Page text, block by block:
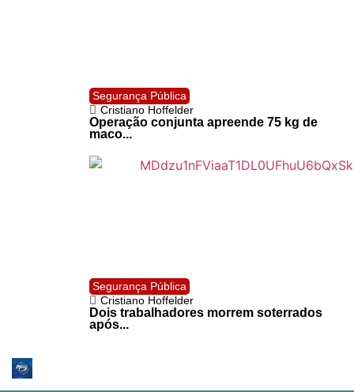
Segurança Pública
Cristiano Hoffelder
Operação conjunta apreende 75 kg de
maco...
Segurança Pública
Cristiano Hoffelder
Dois trabalhadores morrem soterrados
após...